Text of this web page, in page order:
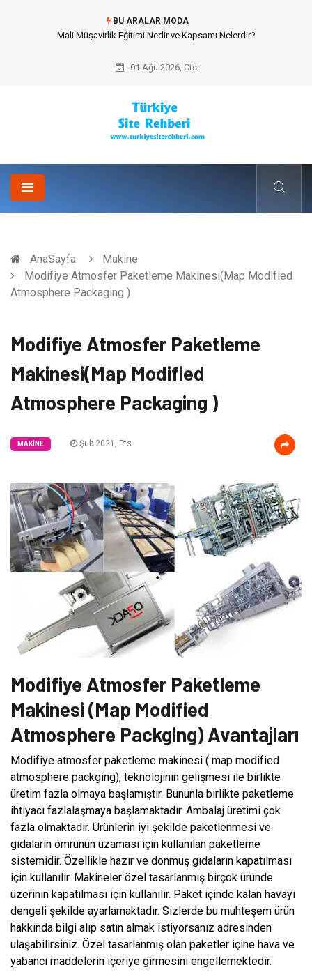
BU ARALAR MODA
Forma Yaptırma Girişimiyle Akademik Spor Topluluklarında Kurumsal
01 Ağu 2026, Cts
AnaSayfa
Makine
Modifiye Atmosfer Paketleme Makinesi(Map Modified
Atmosphere Packaging )
Modifiye Atmosfer Paketleme
Makinesi(Map Modified
Atmosphere Packaging )
MAKINE Şub 2021, Pts
Modifiye Atmosfer Paketleme
Makinesi (Map Modified
Atmosphere Packging) Avantajları
Modifiye atmosfer paketleme makinesi ( map modified
atmosphere packging), teknolojinin gelişmesi ile birlikte
üretim fazla olmaya başlamıştır. Bununla birlikte paketleme
ihtiyacı fazlalaşmaya başlamaktadır. Ambalaj üretimi çok
fazla olmaktadır. Ürünlerin iyi şekilde paketlenmesi ve
gıdaların ömrünün uzaması için kullanılan paketleme
sistemidir. Özellikle hazır ve donmuş gıdaların kapatılması
için kullanılır. Makineler özel tasarlanmış birçok üründe
üzerinin kapatılması için kullanılır. Paket içinde kalan havayı
dengeli şekilde ayarlamaktadır. Sizlerde bu muhteşem ürün
hakkında bilgi alıp satın almak istiyorsanız adresinden
ulaşabilirsiniz. Özel tasarlanmış olan paketler içine hava ve
yabancı maddelerin içeriye girmesini engellemektedir.